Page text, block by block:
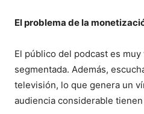
El problema de la
El público del podcast es
segmentada. Además,
televisión, lo que genera un
audiencia considerable